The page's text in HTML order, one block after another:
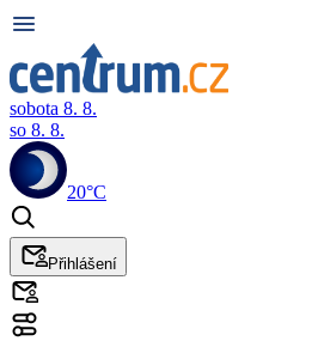
sobota 8. 8.
so 8. 8.
20°C
Přihlášení